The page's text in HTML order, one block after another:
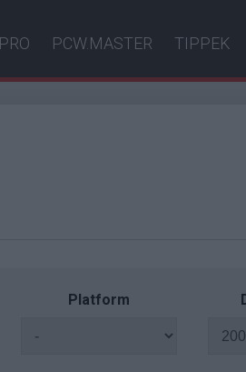
PCW.MASTER TIPPEK
Platform